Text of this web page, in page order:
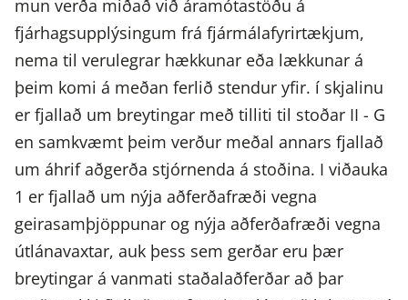
mun verða miðað við áramótastöðu á
fjárhagsupplýsingum frá fjármálafyrirtækjum,
nema til verulegrar hækkunar eða lækkunar á
þeim komi á meðan ferlið stendur yfir. í skjalinu
er fjallað um breytingar með tilliti til stoðar II - G
en samkvæmt þeim verður meðal annars fjallað
um áhrif aðgerða stjórnenda á stoðina. I viðauka
1 er fjallað um nýja aðferðafræði vegna
geirasamþjöppunar og nýja aðferðafræði vegna
útlánavaxtar, auk þess sem gerðar eru þær
breytingar á vanmati staðalaðferðar að þar